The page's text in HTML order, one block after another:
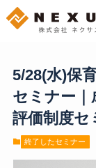
5/28(水)保
セミナー｜
評価制度セ
終了したセミナー